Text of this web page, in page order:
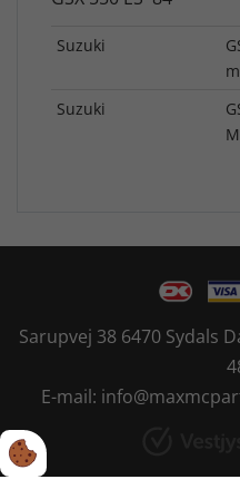
Suzuki
Suzuki
Sarupvej 38 6470 Sydals
E-mail: